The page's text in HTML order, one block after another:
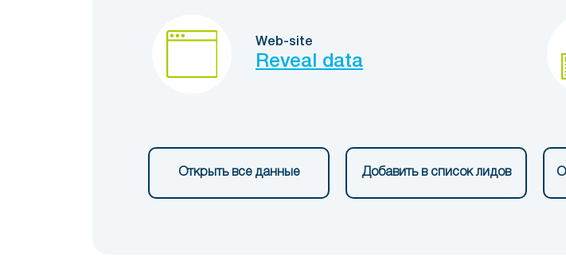
Web-site
Reveal data
Открыть все данные Добавить в список лидов